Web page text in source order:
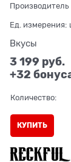
Производитель
Ед. измерения:
Вкусы
3 199 руб.
+32
Количество:
КУПИТЬ